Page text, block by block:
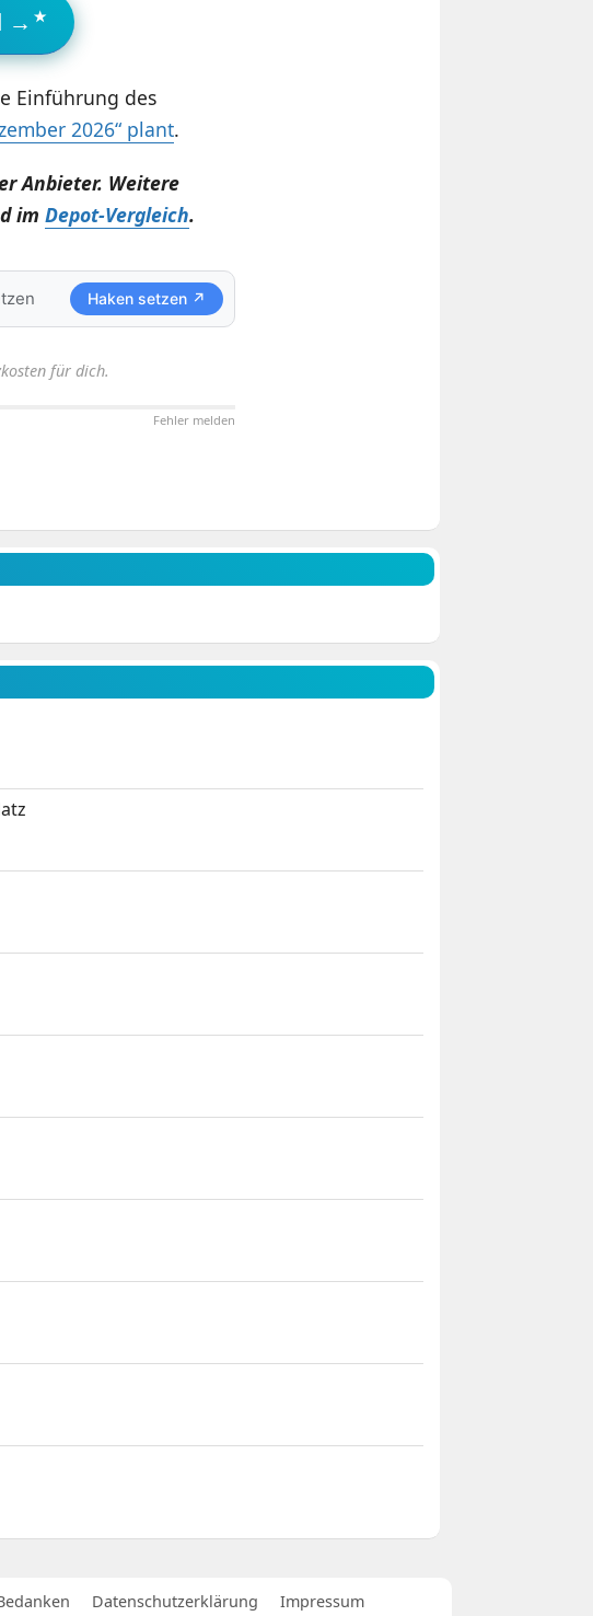
→
Einführung des
2026“ plant.
Anbieter. Weitere
im Depot-Vergleich.
Haken setzen ↗
für dich.
Fehler melden
Datenschutzerklärung Impressum